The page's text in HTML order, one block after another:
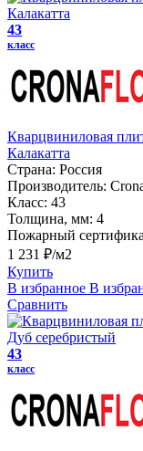
43
класс
Кварцвиниловая
Калакатта
Страна: Россия
Производитель:
Класс: 43
Толщина, мм: 4
Пожарный
1 231 ₽/м2
Купить
В избранное В
Сравнить
43
класс